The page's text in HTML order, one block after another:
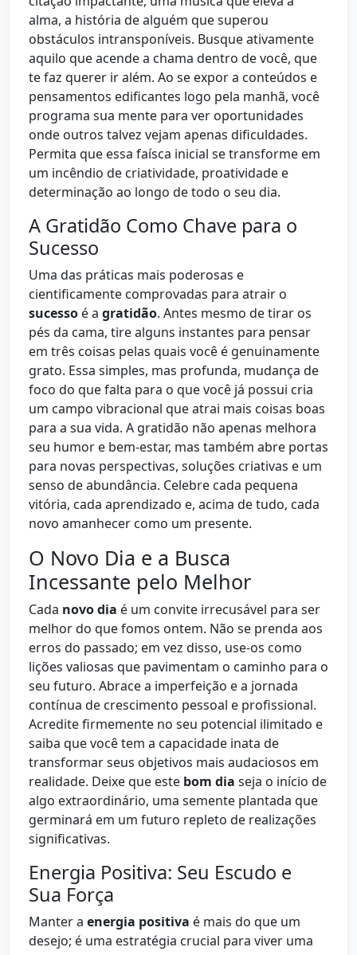
alma, a história de alguém que superou
obstáculos intransponíveis. Busque ativamente
aquilo que acende a chama dentro de você, que
te faz querer ir além. Ao se expor a conteúdos e
pensamentos edificantes logo pela manhã, você
programa sua mente para ver oportunidades
onde outros talvez vejam apenas dificuldades.
Permita que essa faísca inicial se transforme em
um incêndio de criatividade, proatividade e
determinação ao longo de todo o seu dia.
A Gratidão Como Chave para o
Sucesso
Uma das práticas mais poderosas e
cientificamente comprovadas para atrair o
sucesso é a gratidão. Antes mesmo de tirar os
pés da cama, tire alguns instantes para pensar
em três coisas pelas quais você é genuinamente
grato. Essa simples, mas profunda, mudança de
foco do que falta para o que você já possui cria
um campo vibracional que atrai mais coisas boas
para a sua vida. A gratidão não apenas melhora
seu humor e bem-estar, mas também abre portas
para novas perspectivas, soluções criativas e um
senso de abundância. Celebre cada pequena
vitória, cada aprendizado e, acima de tudo, cada
novo amanhecer como um presente.
O Novo Dia e a Busca
Incessante pelo Melhor
Cada novo dia é um convite irrecusável para ser
melhor do que fomos ontem. Não se prenda aos
erros do passado; em vez disso, use-os como
lições valiosas que pavimentam o caminho para o
seu futuro. Abrace a imperfeição e a jornada
contínua de crescimento pessoal e profissional.
Acredite firmemente no seu potencial ilimitado e
saiba que você tem a capacidade inata de
transformar seus objetivos mais audaciosos em
realidade. Deixe que este bom dia seja o início de
algo extraordinário, uma semente plantada que
germinará em um futuro repleto de realizações
significativas.
Energia Positiva: Seu Escudo e
Sua Força
Manter a energia positiva é mais do que um
desejo; é uma estratégia crucial para viver uma